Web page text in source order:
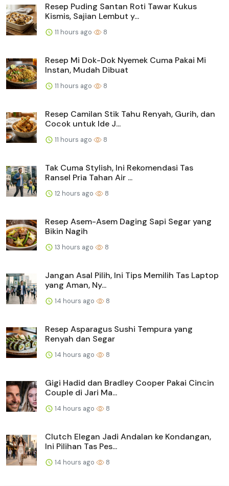
Resep Puding Santan Roti Tawar Kukus
Kismis, Sajian Lembut y...
11 hours ago 8
Resep Mi Dok-Dok Nyemek Cuma Pakai Mi
Instan, Mudah Dibuat
11 hours ago 8
Resep Camilan Stik Tahu Renyah, Gurih, dan
Cocok untuk Ide J...
11 hours ago 8
Tak Cuma Stylish, Ini Rekomendasi Tas
Ransel Pria Tahan Air ...
12 hours ago 8
Resep Asem-Asem Daging Sapi Segar yang
Bikin Nagih
13 hours ago 8
Jangan Asal Pilih, Ini Tips Memilih Tas Laptop
yang Aman, Ny...
14 hours ago 8
Resep Asparagus Sushi Tempura yang
Renyah dan Segar
14 hours ago 8
Gigi Hadid dan Bradley Cooper Pakai Cincin
Couple di Jari Ma...
14 hours ago 8
Clutch Elegan Jadi Andalan ke Kondangan,
Ini Pilihan Tas Pes...
14 hours ago 8